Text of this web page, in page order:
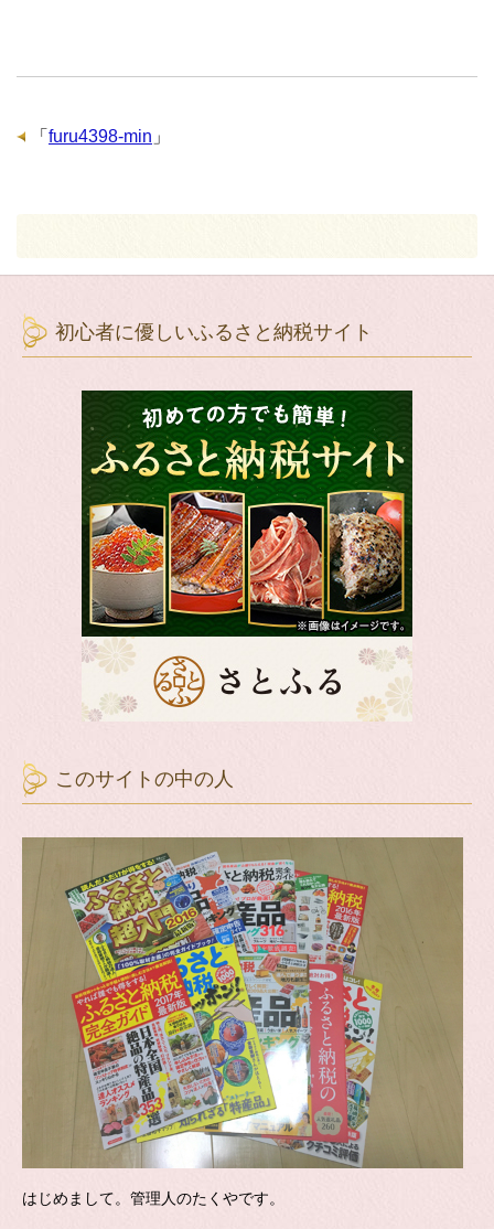
「 furu4398-min 」
初心者に優しいふるさと納税サイト
このサイトの中の人
はじめまして。管理人のたくやです。